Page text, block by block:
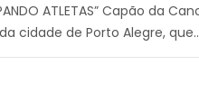
ATLETAS” Capão da
cidade de Porto Alegre,